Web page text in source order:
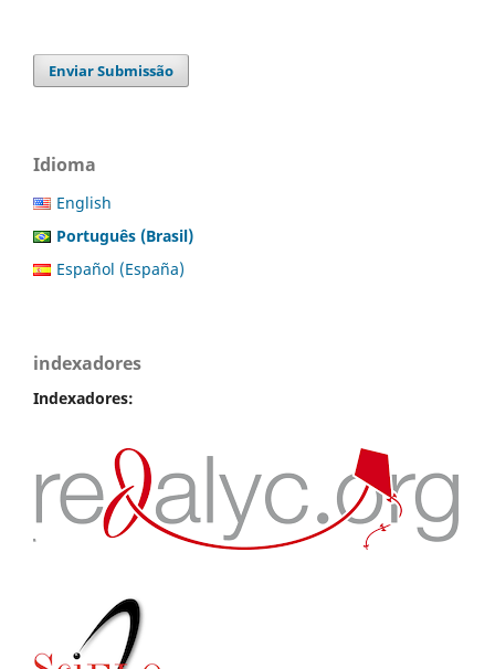
Enviar Submissão
Idioma
English
Português (Brasil)
Español (España)
indexadores
Indexadores: